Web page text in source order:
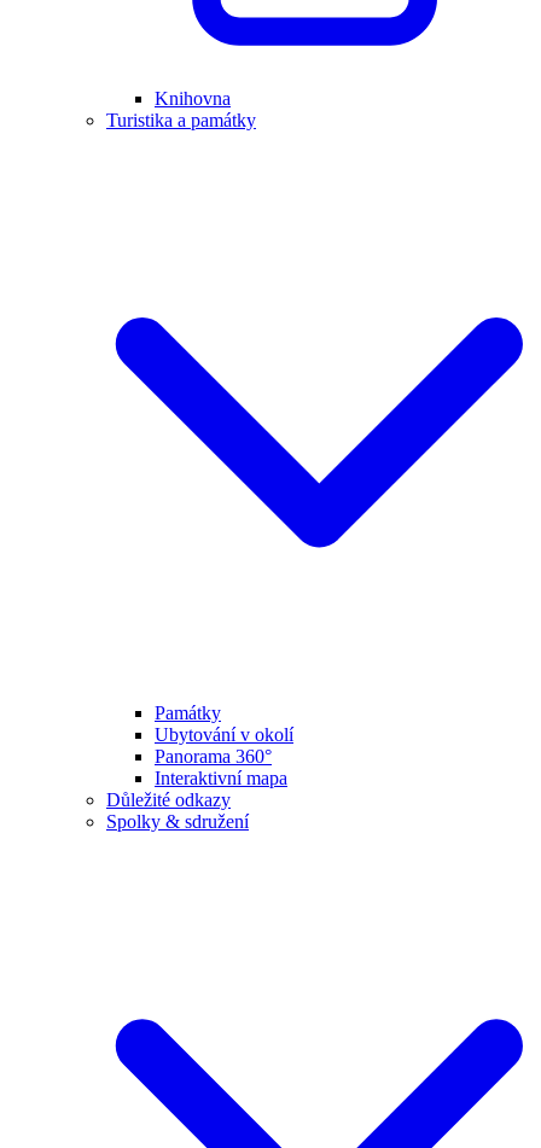
Knihovna
Turistika a památky
Památky
Ubytování v okolí
Panorama 360°
Interaktivní mapa
Důležité odkazy
Spolky & sdružení